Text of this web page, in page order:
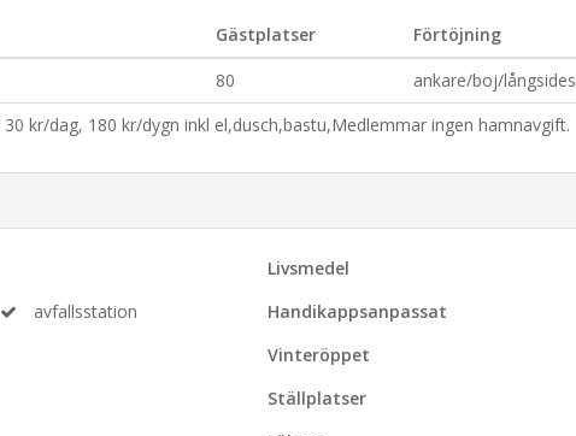
Gästplatser
Förtöjning
80
ankare/boj/långsides
30 kr/dag, 180 kr/dygn inkl el,dusch,bastu,Medlemmar ingen hamnavgift.
avfallsstation
Livsmedel
Handikappsanpassat
Vinteröppet
Ställplatser